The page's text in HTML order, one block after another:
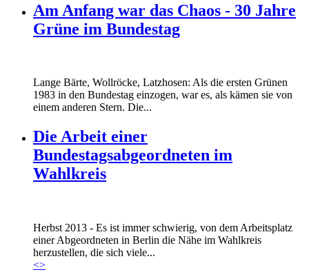
Am Anfang war das Chaos - 30 Jahre
Grüne im Bundestag
Lange Bärte, Wollröcke, Latzhosen: Als die ersten Grünen
1983 in den Bundestag einzogen, war es, als kämen sie von
einem anderen Stern. Die...
Die Arbeit einer
Bundestagsabgeordneten im
Wahlkreis
Marie_und_Wahlkreis.jpg
Marie_und_Wahlkreis.jpg
Herbst 2013 - Es ist immer schwierig, von dem Arbeitsplatz
einer Abgeordneten in Berlin die Nähe im Wahlkreis
herzustellen, die sich viele...
<>